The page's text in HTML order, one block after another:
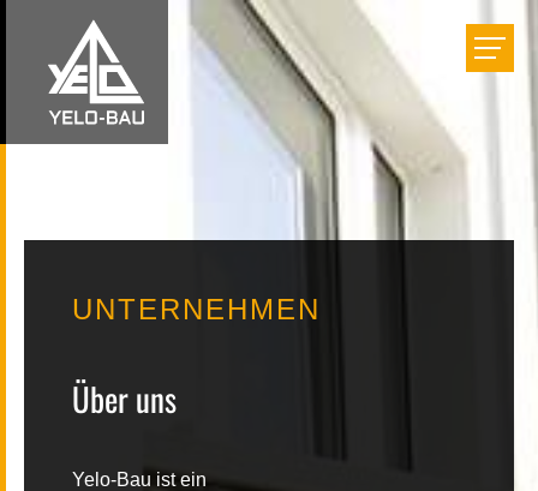
Bauen
Einrichten
UNTERNEHMEN
Über uns
Yelo-Bau ist ein